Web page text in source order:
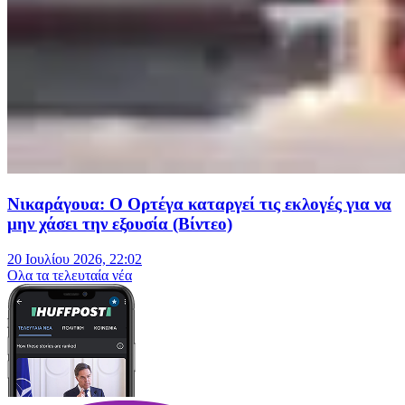
Νικαράγουα: Ο Ορτέγα καταργεί τις εκλογές για να
μην χάσει την εξουσία (Βίντεο)
20 Ιουλίου 2026, 22:02
Oλα τα τελευταία νέα